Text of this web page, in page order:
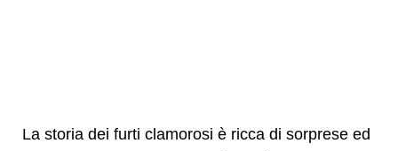
La storia dei furti clamorosi è ricca di sorprese ed